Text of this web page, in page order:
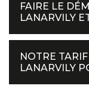
FAIRE LE
LANARVILY
NOTRE
LANARVILY